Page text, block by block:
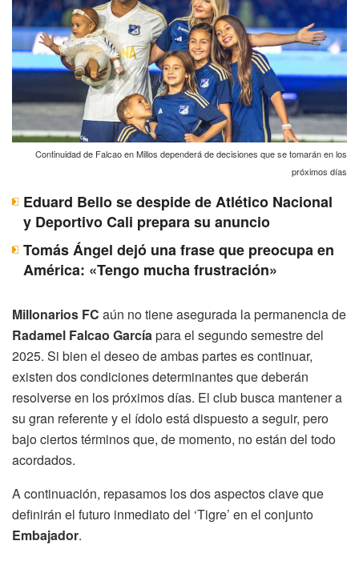
Continuidad de Falcao en Millos dependerá de decisiones que se tomarán en los
próximos días
Eduard Bello se despide de Atlético Nacional
y Deportivo Cali prepara su anuncio
Tomás Ángel dejó una frase que preocupa en
América: «Tengo mucha frustración»
Millonarios FC aún no tiene asegurada la permanencia de
Radamel Falcao Garcíapara el segundo semestre del
2025. Si bien el deseo de ambas partes es continuar,
existen dos condiciones determinantes que deberán
resolverse en los próximos días. El club busca mantener a
su gran referente y el ídolo está dispuesto a seguir, pero
bajo ciertos términos que, de momento, no están del todo
acordados.
A continuación, repasamos los dos aspectos clave que
definirán el futuro inmediato del ‘Tigre’ en el conjunto
Embajador.